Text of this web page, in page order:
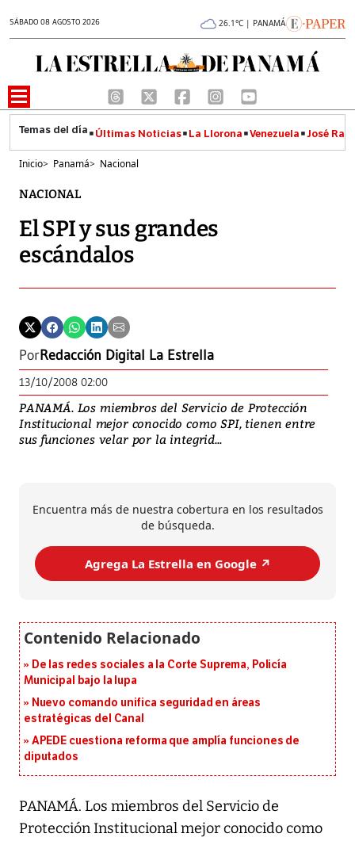
SÁBADO 08 AGOSTO 2026 26.1°C | PANAMÁ
Últimas Noticias La Llorona Venezuela José
Inicio> Panamá> Nacional
NACIONAL
El SPI y sus grandes
escándalos
PorRedacción Digital La Estrella
13/10/2008 02:00
PANAMÁ. Los miembros del Servicio de Protección
Institucional mejor conocido como SPI, tienen entre
sus funciones velar por la integrid...
Encuentra más de nuestra cobertura en los resultados
de búsqueda.
Agrega La Estrella en Google ↗️
De las redes sociales a la Corte Suprema, Policía
Municipal bajo la lupa
Nuevo comando unifica seguridad en áreas
estratégicas del Canal
APEDE cuestiona reforma que amplía funciones de
diputados
PANAMÁ. Los miembros del Servicio de
Protección Institucional mejor conocido como